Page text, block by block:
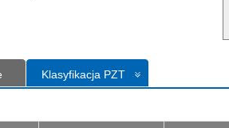
Klasyfikacja PZT